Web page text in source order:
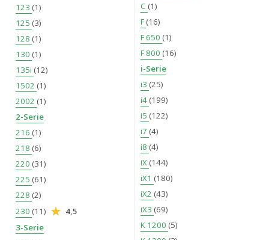
123 (1)
125 (3)
128 (1)
130 (1)
135i (12)
1502 (1)
2002 (1)
2-Serie
216 (1)
218 (6)
220 (31)
225 (61)
228 (2)
230 (11)
4,5
3-Serie
C (1)
F(16)
F 650 (1)
F 800 (16)
i-Serie
i3 (25)
i4 (199)
i5 (122)
i7 (4)
i8 (4)
iX (144)
iX1 (180)
iX2 (43)
iX3 (69)
K 1200 (5)